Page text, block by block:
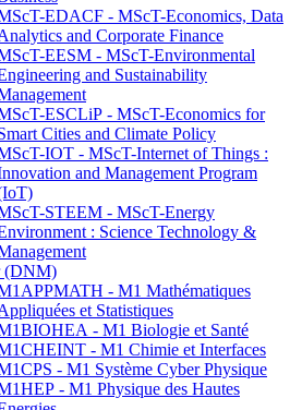
EDACF - MScT-Economics, Data
and Corporate Finance
EESM - MScT-Environmental
and Sustainability
ESCLiP - MScT-Economics for
Cities and Climate Policy
IOT - MScT-Internet of Things :
and Management Program
STEEM - MScT-Energy
: Science Technology &
(DNM)
- M1 Mathématiques
et Statistiques
- M1 Biologie et Santé
- M1 Chimie et Interfaces
- M1 Système Cyber Physique
- M1 Physique des Hautes